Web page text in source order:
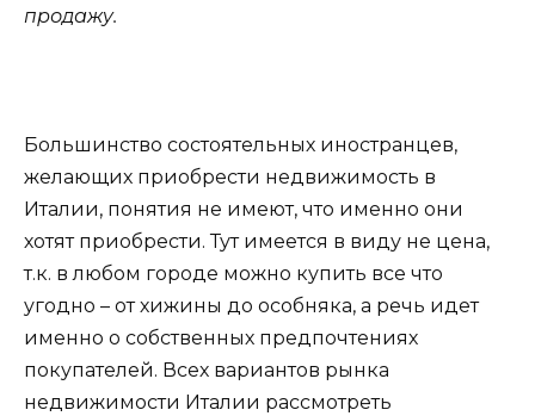
продажу.
Большинство состоятельных иностранцев,
желающих приобрести недвижимость в
Италии, понятия не имеют, что именно они
хотят приобрести. Тут имеется в виду не цена,
т.к. в любом городе можно купить все что
угодно – от хижины до особняка, а речь идет
именно о собственных предпочтениях
покупателей. Всех вариантов рынка
недвижимости Италии рассмотреть